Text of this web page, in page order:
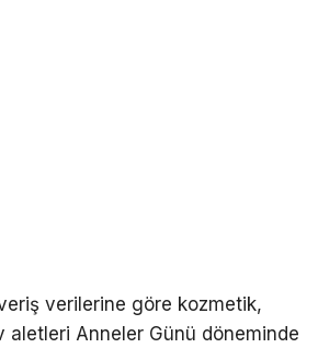
verilerine göre kozmetik,
aletleri Anneler Günü döneminde